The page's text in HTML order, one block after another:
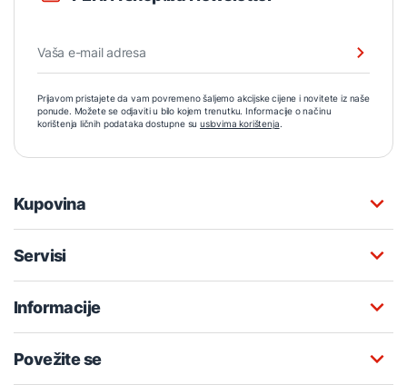
Prijavom pristajete da vam povremeno šaljemo akcijske cijene i novitete iz naše
ponude. Možete se odjaviti u bilo kojem trenutku. Informacije o načinu
korištenja ličnih podataka dostupne su uslovima korištenja.
Kupovina
Servisi
Informacije
Povežite se